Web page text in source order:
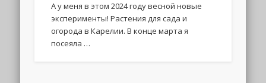
А у меня в этом 2024 году весной новые
эксперименты! Растения для сада и
огорода в Карелии. В конце марта я
посеяла …